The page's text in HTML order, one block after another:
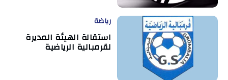
رياضة
استقالة الهيئة المديرة
لقرمبالية الرياضية